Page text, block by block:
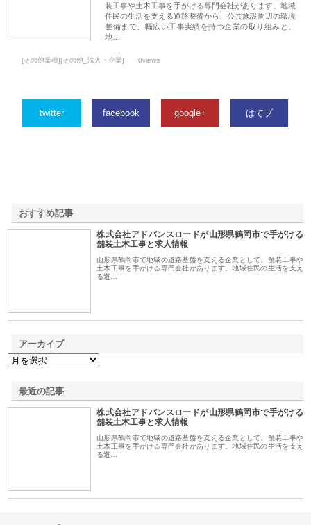
装工事や土木工事を手がける専門会社があります。地域
住民の生活を支える道路整備から、公共施設周辺の環境
整備まで、幅広い工事実績を持つ企業の取り組みと、
地…
[その他業種][その他_法人・企業] 0views
twitter facebook google+ はてブ
おすすめ記事
株式会社アドバンスロードが山形県鶴岡市で手がける
舗装土木工事と求人情報
山形県鶴岡市で地域の道路基盤を支える企業として、舗装工事や
土木工事を手がける専門会社があります。地域住民の生活を支え
る道…
アーカイブ
最近の記事
株式会社アドバンスロードが山形県鶴岡市で手がける
舗装土木工事と求人情報
山形県鶴岡市で地域の道路基盤を支える企業として、舗装工事や
土木工事を手がける専門会社があります。地域住民の生活を支え
る道…